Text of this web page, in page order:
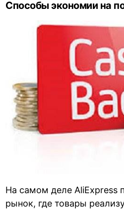
Способы экономии на
На самом деле AliExpress
рынок, где товары